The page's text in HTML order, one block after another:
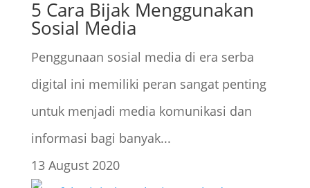
5 Cara Bijak Menggunakan
Sosial Media
Penggunaan sosial media di era serba
digital ini memiliki peran sangat penting
untuk menjadi media komunikasi dan
informasi bagi banyak...
13 August 2020